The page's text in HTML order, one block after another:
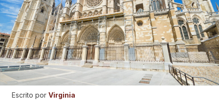
Escrito por Virginia